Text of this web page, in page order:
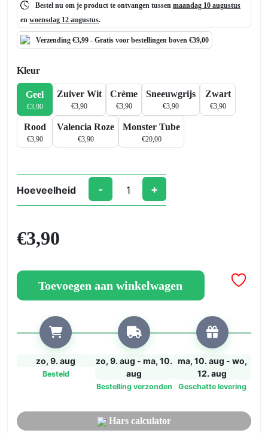
Bestel nu om je product te ontvangen tussen maandag 10 augustus
en woensdag 12 augustus.
Verzending €3,99 - Gratis voor bestellingen boven €39,00
Kleur
Geel
€3,90
Zuiver Wit
€3,90
Crème
€3,90
Sneeuwgrijs
€3,90
Zwart
€3,90
Rood
€3,90
Valencia Roze
€3,90
Monster Tube
€20,00
Hoeveelheid
Monsters
Met
Drainagegrind
aantal
- +
€3,90
Toevoegen aan winkelwagen
zo, 9. aug
Besteld
zo, 9. aug - ma, 10.
aug
Bestelling verzonden
ma, 10. aug - wo,
12. aug
Geschatte levering
Hars calculator